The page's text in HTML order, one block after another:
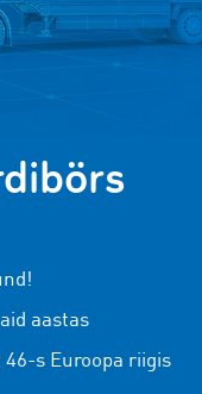
aastas
46-s Euroopa riigis